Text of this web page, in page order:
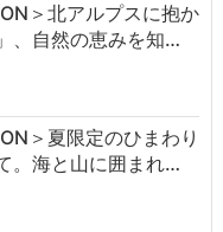
＞北アルプスに抱か
、自然の恵みを知…
＞夏限定のひまわり
。海と山に囲まれ…